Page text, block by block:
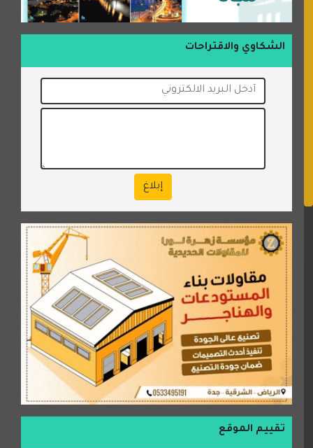
الشكاوي والاقتراحات
إبلاغ
تقييم الموقع